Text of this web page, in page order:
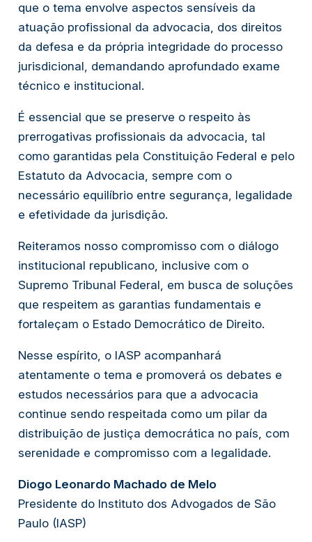
que o tema envolve aspectos sensíveis da
atuação profissional da advocacia, dos direitos
da defesa e da própria integridade do processo
jurisdicional, demandando aprofundado exame
técnico e institucional.
É essencial que se preserve o respeito às
prerrogativas profissionais da advocacia, tal
como garantidas pela Constituição Federal e pelo
Estatuto da Advocacia, sempre com o
necessário equilíbrio entre segurança, legalidade
e efetividade da jurisdição.
Reiteramos nosso compromisso com o diálogo
institucional republicano, inclusive com o
Supremo Tribunal Federal, em busca de soluções
que respeitem as garantias fundamentais e
fortaleçam o Estado Democrático de Direito.
Nesse espírito, o IASP acompanhará
atentamente o tema e promoverá os debates e
estudos necessários para que a advocacia
continue sendo respeitada como um pilar da
distribuição de justiça democrática no país, com
serenidade e compromisso com a legalidade.
Diogo Leonardo Machado de Melo
Presidente do Instituto dos Advogados de São
Paulo (IASP)